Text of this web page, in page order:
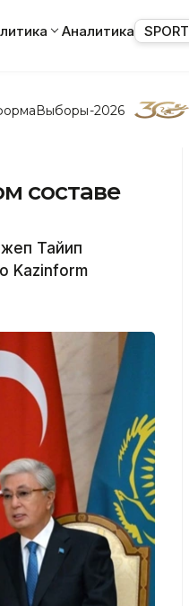
Аналитика SPORT
Выборы-2026
составе
Тайип
Kazinform